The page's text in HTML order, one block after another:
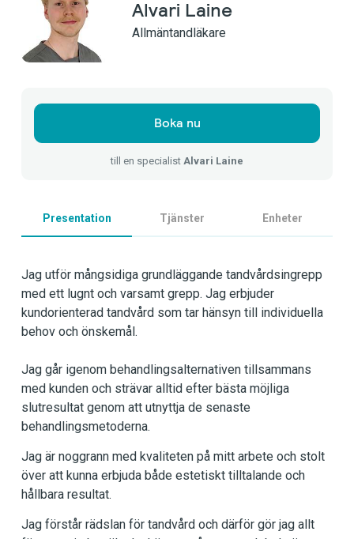
Alvari Laine
Allmäntandläkare
Boka nu
till en specialist Alvari Laine
Presentation Tjänster Enheter
Jag utför mångsidiga grundläggande tandvårdsingrepp
med ett lugnt och varsamt grepp. Jag erbjuder
kundorienterad tandvård som tar hänsyn till individuella
behov och önskemål.
Jag går igenom behandlingsalternativen tillsammans
med kunden och strävar alltid efter bästa möjliga
slutresultat genom att utnyttja de senaste
behandlingsmetoderna.
Jag är noggrann med kvaliteten på mitt arbete och stolt
över att kunna erbjuda både estetiskt tilltalande och
hållbara resultat.
Jag förstår rädslan för tandvård och därför gör jag allt